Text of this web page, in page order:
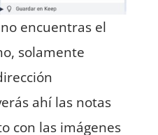
encuentras el
solamente
ahí las notas
con las imágenes